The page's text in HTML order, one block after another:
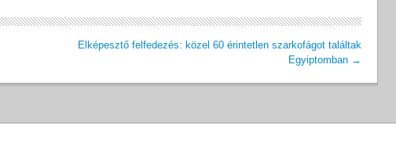
Elképesztő felfedezés: közel 60 érintetlen szarkofágot találtak
Egyiptomban →